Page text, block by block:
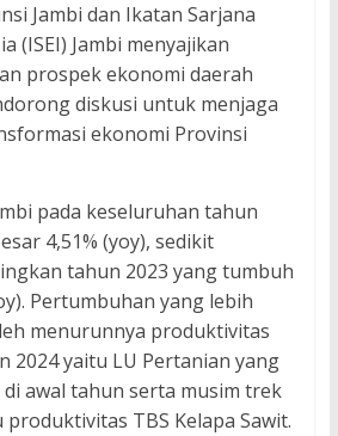
Jambi dan Ikatan Sarjana
(ISEI) Jambi menyajikan
prospek ekonomi daerah
diskusi untuk menjaga
ekonomi Provinsi
pada keseluruhan tahun
4,51% (yoy), sedikit
tahun 2023 yang tumbuh
Pertumbuhan yang lebih
menurunnya produktivitas
2024 yaitu LU Pertanian yang
awal tahun serta musim trek
TBS Kelapa Sawit.